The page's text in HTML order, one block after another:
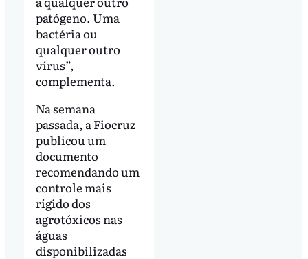
patógeno. Uma
bactéria ou
qualquer outro
vírus”,
complementa.
Na semana
passada, a Fiocruz
publicou um
documento
recomendando um
controle mais
rígido dos
agrotóxicos nas
águas
disponibilizadas